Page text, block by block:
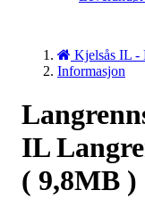
Kjelsås IL -
Informasjon
IL
( 9,8MB )